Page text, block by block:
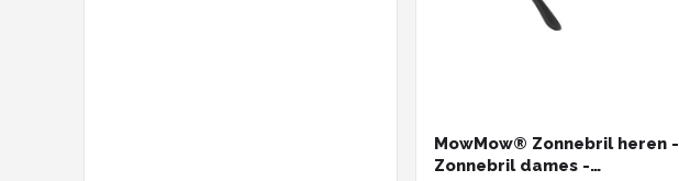
MowMow® Zonnebril heren -
Zonnebril dames -